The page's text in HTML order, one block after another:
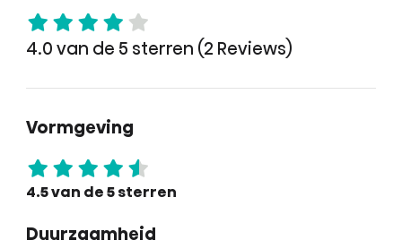
4.0 van de 5 sterren (2 Reviews)
Vormgeving
4.5 van de 5 sterren
Duurzaamheid